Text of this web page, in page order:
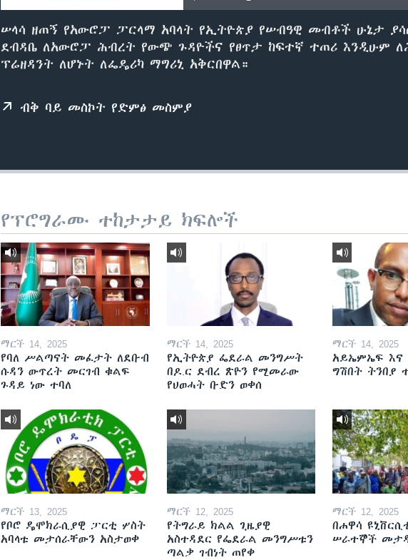
ሠላሳ ዘጠኝ የአውሮፓ ፓርላማ አባላት የኢትዮጵያ የሠብዓዊ መብቶች ሁኔታ
ደብዳቤ ለአውሮፓ ሕብረት የውጭ ጉዳዮችና የፀጥታ ከፍተኛ ተጠሪ እንዲሁም
ፕሬዘዳንት ለሆኑት ለፌዴሪካ ማግሪኒ አቅርበዋል።
ብቅ ባይ መስኮት የድምፅ መስምያ
የፕሮግራሙ ተከታታይ ክፍሎች
ማርች 14, 2025
የባለ ሥልጣናት መፈታት ለደቡብ
ሱዳን ውጥረት መርገብ ቁልፍ
ጉዳይ ነው ተባለ
ማርች 14, 2025
የኢትዮጵያ ፌደራል መንግሥት
በዶ.ር ደብረ ጽዮን የሚመራው
የህወሓት ቡድን ወቀሰ
ማርች 14, 2025
አይኤምኤፍ እና
ግሽበት ትንበያ
ማርች 13, 2025
የቦሮ ዴሞክራሲያዊ ፓርቲ ሦስት
አባላቱ መታሰራቸውን አስታወቀ
ማርች 12, 2025
የትግራይ ክልል ጊዜያዊ
አስተዳደር የፌደራል መንግሥቱን
ጣልቃ ገብነት ጠየቀ
ማርች 12, 2025
በሐዋሳ
ሠራተኞች